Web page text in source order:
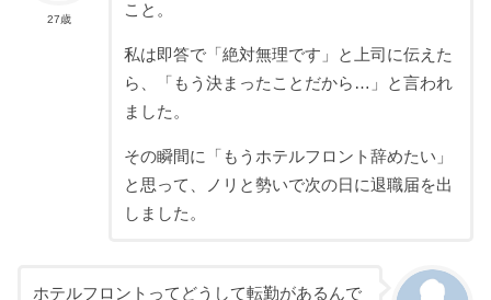
27歳
こと。
私は即答で「絶対無理です」と上司に伝えた
ら、「もう決まったことだから…」と言われ
ました。
その瞬間に「もうホテルフロント辞めたい」
と思って、ノリと勢いで次の日に退職届を出
しました。
ホテルフロントってどうして転勤があるんで